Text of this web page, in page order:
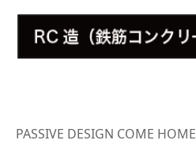
PASSIVE DESIGN COME HOME